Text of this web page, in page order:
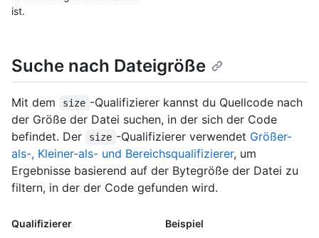
ist.
Suche nach Dateigröße
Mit dem size -Qualifizierer kannst du Quellcode nach
der Größe der Datei suchen, in der sich der Code
befindet. Der
size -Qualifizierer verwendet Größer-
als-, Kleiner-als- und Bereichsqualifizierer, um
Ergebnisse basierend auf der Bytegröße der Datei zu
filtern, in der der Code gefunden wird.
Qualifizierer Beispiel